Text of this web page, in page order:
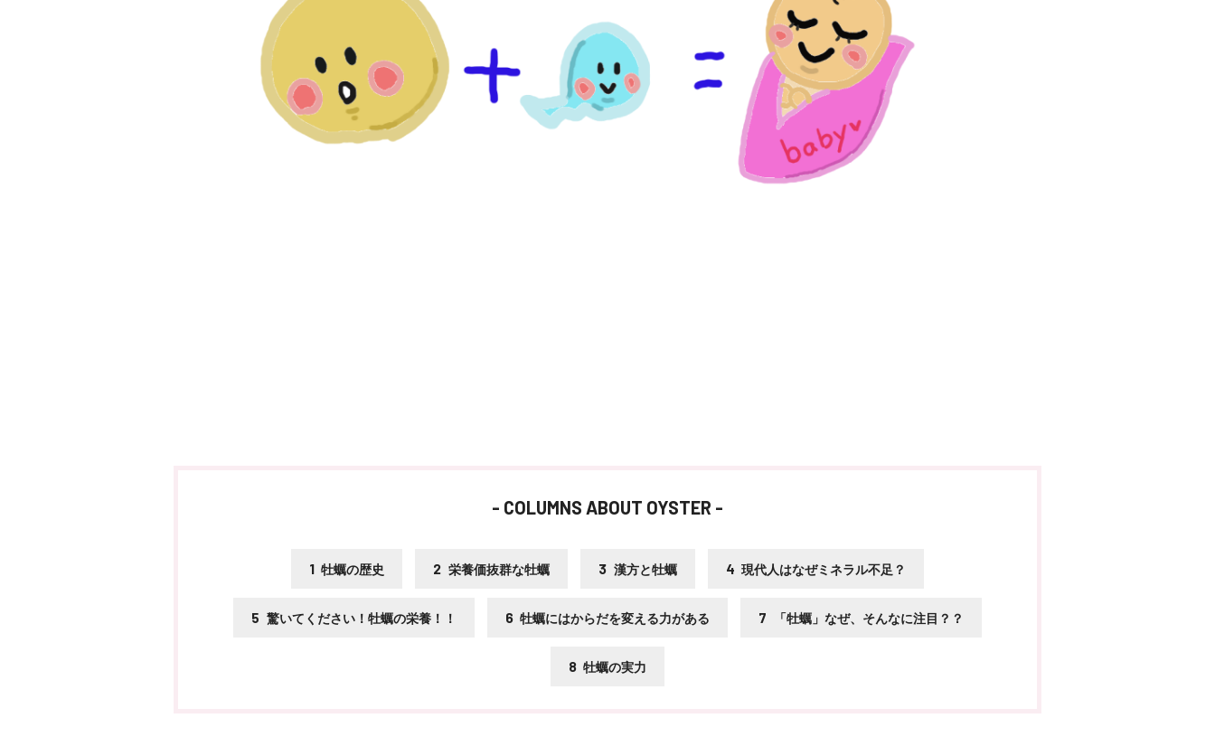
- COLUMNS ABOUT OYSTER -
1 牡蠣の歴史 2 栄養価抜群な牡蠣 3 漢方と牡蠣 4 現代人はなぜミネラル不足？
5 驚いてください！牡蠣の栄養！！ 6 牡蠣にはからだを変える力がある 7 「牡蠣」なぜ、そんなに注目？？
8 牡蠣の実力